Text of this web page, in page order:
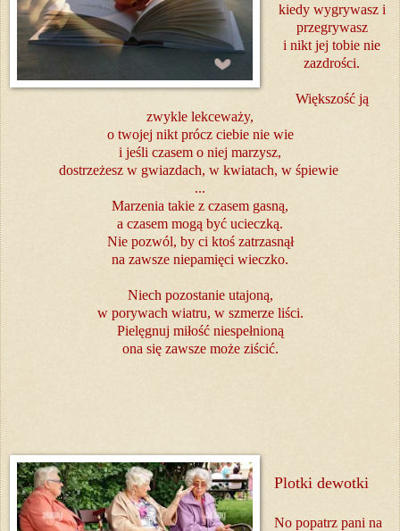
kiedy wygrywasz i
przegrywasz
i nikt jej tobie nie
zazdrości.
Większość ją
zwykle lekceważy,
o twojej nikt prócz ciebie nie wie
i jeśli czasem o niej marzysz,
dostrzeżesz w gwiazdach, w kwiatach, w śpiewie
...
Marzenia takie z czasem gasną,
a czasem mogą być ucieczką.
Nie pozwól, by ci ktoś zatrzasnął
na zawsze niepamięci wieczko.
Niech pozostanie utajoną,
w porywach wiatru, w szmerze liści.
Pielęgnuj miłość niespełnioną
ona się zawsze może ziścić.
Plotki dewotki
No popatrz pani na